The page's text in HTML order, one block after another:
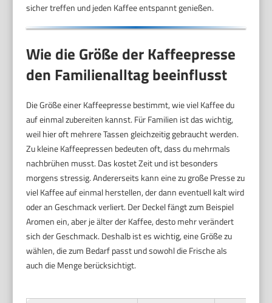
sicher treffen und jeden Kaffee entspannt genießen.
Wie die Größe der Kaffeepresse
den Familienalltag beeinflusst
Die Größe einer Kaffeepresse bestimmt, wie viel Kaffee du
auf einmal zubereiten kannst. Für Familien ist das wichtig,
weil hier oft mehrere Tassen gleichzeitig gebraucht werden.
Zu kleine Kaffeepressen bedeuten oft, dass du mehrmals
nachbrühen musst. Das kostet Zeit und ist besonders
morgens stressig. Andererseits kann eine zu große Presse zu
viel Kaffee auf einmal herstellen, der dann eventuell kalt wird
oder an Geschmack verliert. Der Deckel fängt zum Beispiel
Aromen ein, aber je älter der Kaffee, desto mehr verändert
sich der Geschmack. Deshalb ist es wichtig, eine Größe zu
wählen, die zum Bedarf passt und sowohl die Frische als
auch die Menge berücksichtigt.